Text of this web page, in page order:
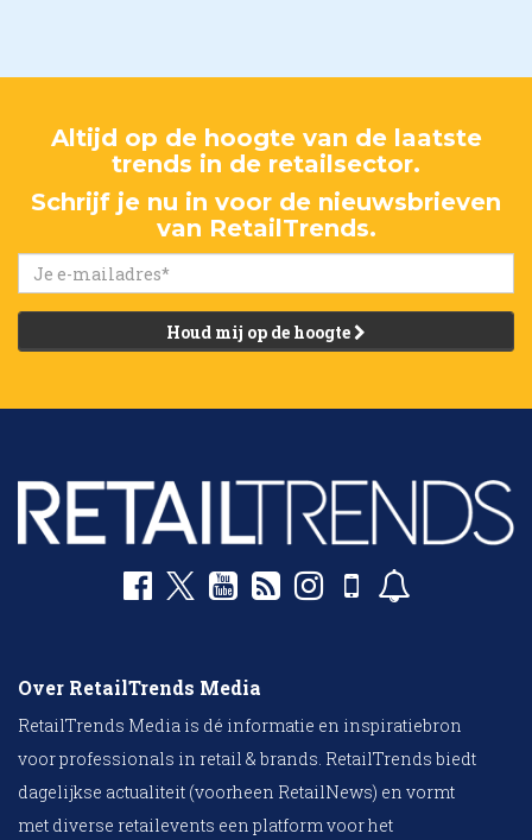
Altijd op de hoogte van de laatste
trends in de retailsector.
Schrijf je nu in voor de nieuwsbrieven
van RetailTrends.
Houd mij op de hoogte
Over RetailTrends Media
RetailTrends Media is dé informatie en inspiratiebron
voor professionals in retail & brands. RetailTrends biedt
dagelijkse actualiteit (voorheen RetailNews) en vormt
met diverse retailevents een platform voor het